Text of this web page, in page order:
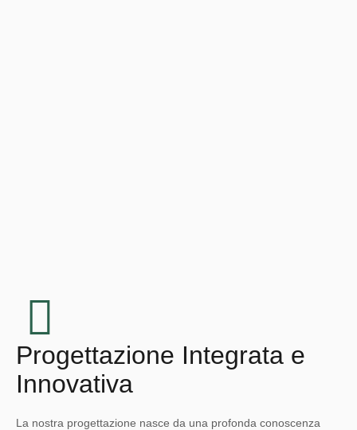
Progettazione Integrata e
Innovativa
La nostra progettazione nasce da una profonda conoscenza